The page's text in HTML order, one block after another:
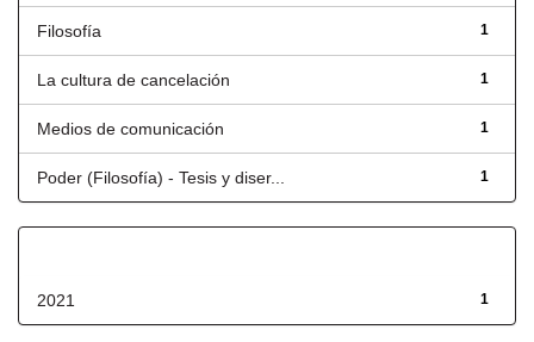
1
Filosofía
1
La cultura de cancelación
1
Medios de comunicación
1
Poder (Filosofía) - Tesis y diser...
1
2021